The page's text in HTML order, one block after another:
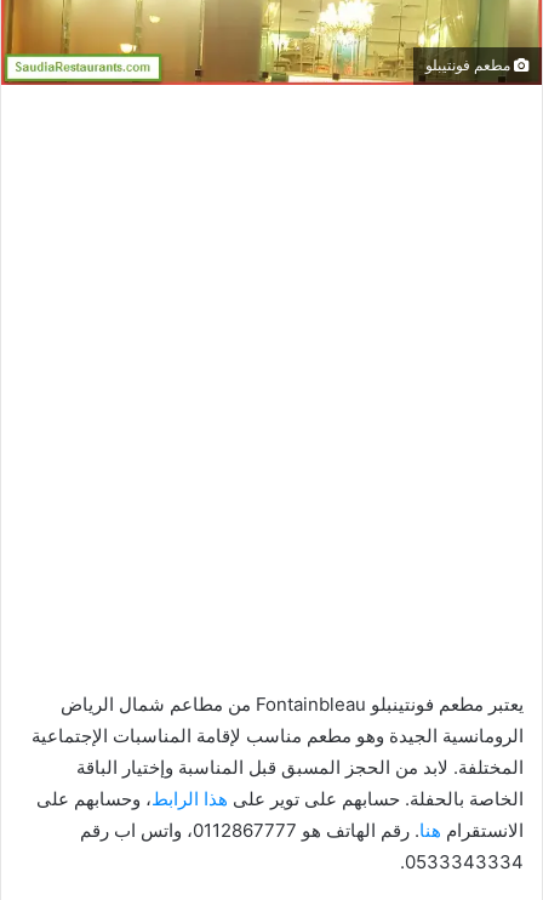
مطعم فونتيبلو
يعتبر مطعم فونتينبلو Fontainbleau من مطاعم شمال الرياض
الرومانسية الجيدة وهو مطعم مناسب لإقامة المناسبات الإجتماعية
المختلفة. لابد من الحجز المسبق قبل المناسبة وإختيار الباقة
الخاصة بالحفلة. حسابهم على توير على هذا الرابط، وحسابهم على
الانستقرام هنا
. رقم الهاتف هو 0112867777، واتس اب رقم
0533343334.